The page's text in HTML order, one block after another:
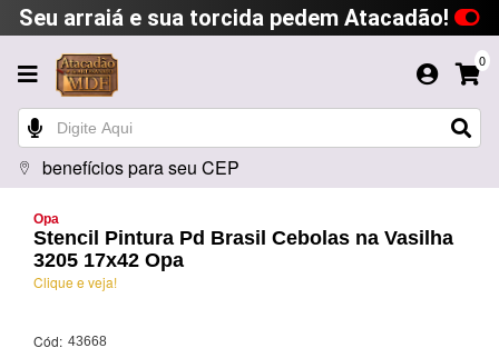
Seu arraiá e sua torcida pedem Atacadão!
0
benefícios para seu CEP
Opa
Stencil Pintura Pd Brasil Cebolas na Vasilha
3205 17x42 Opa
Clique e veja!
Cód: 43668